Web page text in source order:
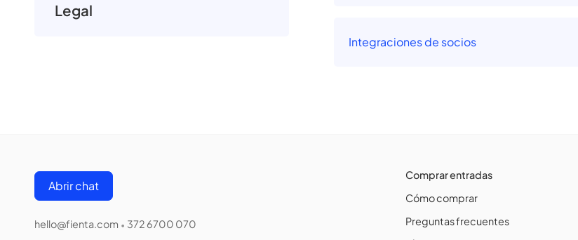
Integraciones de socios
Legal
Abrir chat
hello@fienta.com • 372 6700 070
Comprar entradas
Cómo comprar
Preguntas frecuentes